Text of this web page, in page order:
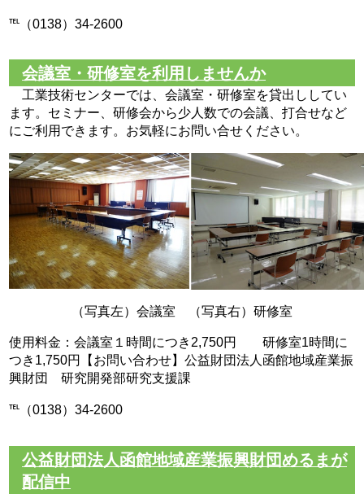
℡（0138）34-2600
会議室・研修室を利用しませんか
工業技術センターでは、会議室・研修室を貸出ししてい
ます。セミナー、研修会から少人数での会議、打合せなど
にご利用できます。お気軽にお問い合せください。
（写真左）会議室 （写真右）研修室
使用料金：会議室１時間につき2,750円 研修室1時間に
つき1,750円【お問い合わせ】公益財団法人函館地域産業振
興財団 研究開発部研究支援課
℡（0138）34-2600
公益財団法人函館地域産業振興財団めるまが
配信中